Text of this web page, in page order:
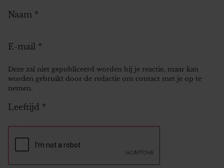
Naam *
E-mail *
Deze zal niet gepubliceerd worden bij je reactie, maar kan
worden gebruikt door de redactie om contact met je op te
nemen.
Leeftijd *